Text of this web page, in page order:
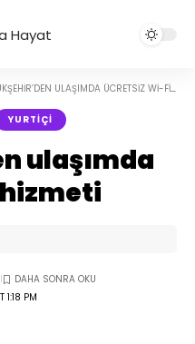
ULAŞIMDA ÜCRETSIZ WI-FI HIZMETI
YURTIÇI
ulaşımda
1:18 PM